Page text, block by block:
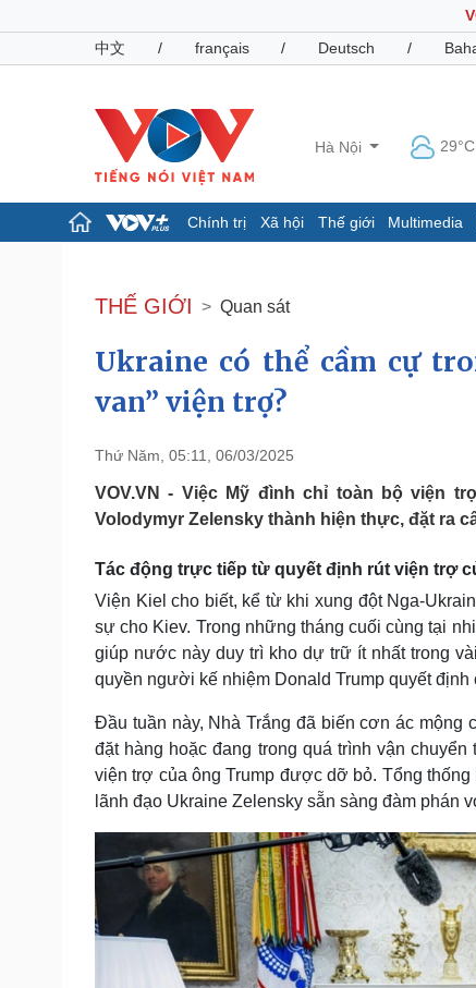
中文
/ français / Deutsch /
Hà Nội 29°C
Chính trị Xã hội Thế giới Multimedia
Đảng
Tổ chức nhân sự
Nhận diện sự thật
Giáo dục
Dấu ấn VOV
Pháp luật
Tin nóng
Tư vấn luật
Việt Nam
Phân tích
Sức khỏe
Dinh dưỡng - món ngon
Cây thuốc
Sản phụ khoa
Nam khoa
Làm đẹp - giảm cân
Phòng mạch online
Ăn sạch sống khỏe
Đời sống
Nhà đẹp
Blog
Tình yêu - Gia đình
Cải chính
THẾ GIỚI Quan sát
Ukraine có thể cầm cự
van” viện trợ?
Thứ Năm, 05:11, 06/03/2025
VOV.VN - Việc Mỹ đình chỉ toàn bộ viện
Volodymyr Zelensky thành hiện thực, đặt ra
Tác động trực tiếp từ quyết định rút viện trợ
Viện Kiel cho biết, kể từ khi xung đột Nga-
sự cho Kiev. Trong những tháng cuối cùng tại
giúp nước này duy trì kho dự trữ ít nhất trong
quyền người kế nhiệm Donald Trump quyết định
Đầu tuần này, Nhà Trắng đã biến cơn ác
đặt hàng hoặc đang trong quá trình vận
viện trợ của ông Trump được dỡ bỏ. Tổng
lãnh đạo Ukraine Zelensky sẵn sàng đàm phán